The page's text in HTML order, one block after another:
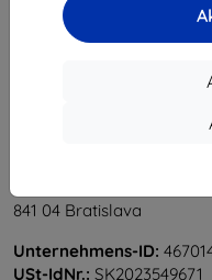
841 04 Bratislava
Unternehmens-ID:
USt-IdNr.: SK2023549671